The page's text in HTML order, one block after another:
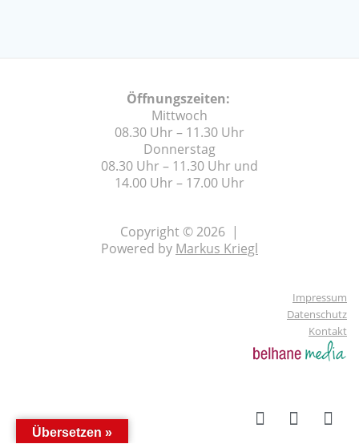
Öffnungszeiten:
Mittwoch
08.30 Uhr – 11.30 Uhr
Donnerstag
08.30 Uhr – 11.30 Uhr und
14.00 Uhr – 17.00 Uhr
Copyright © 2026 |
Powered by Markus Kriegl
Impressum
Datenschutz
Kontakt
Übersetzen »